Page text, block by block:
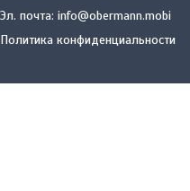
Эл. почта: info@obermann.mobi
Политика конфиденциальности